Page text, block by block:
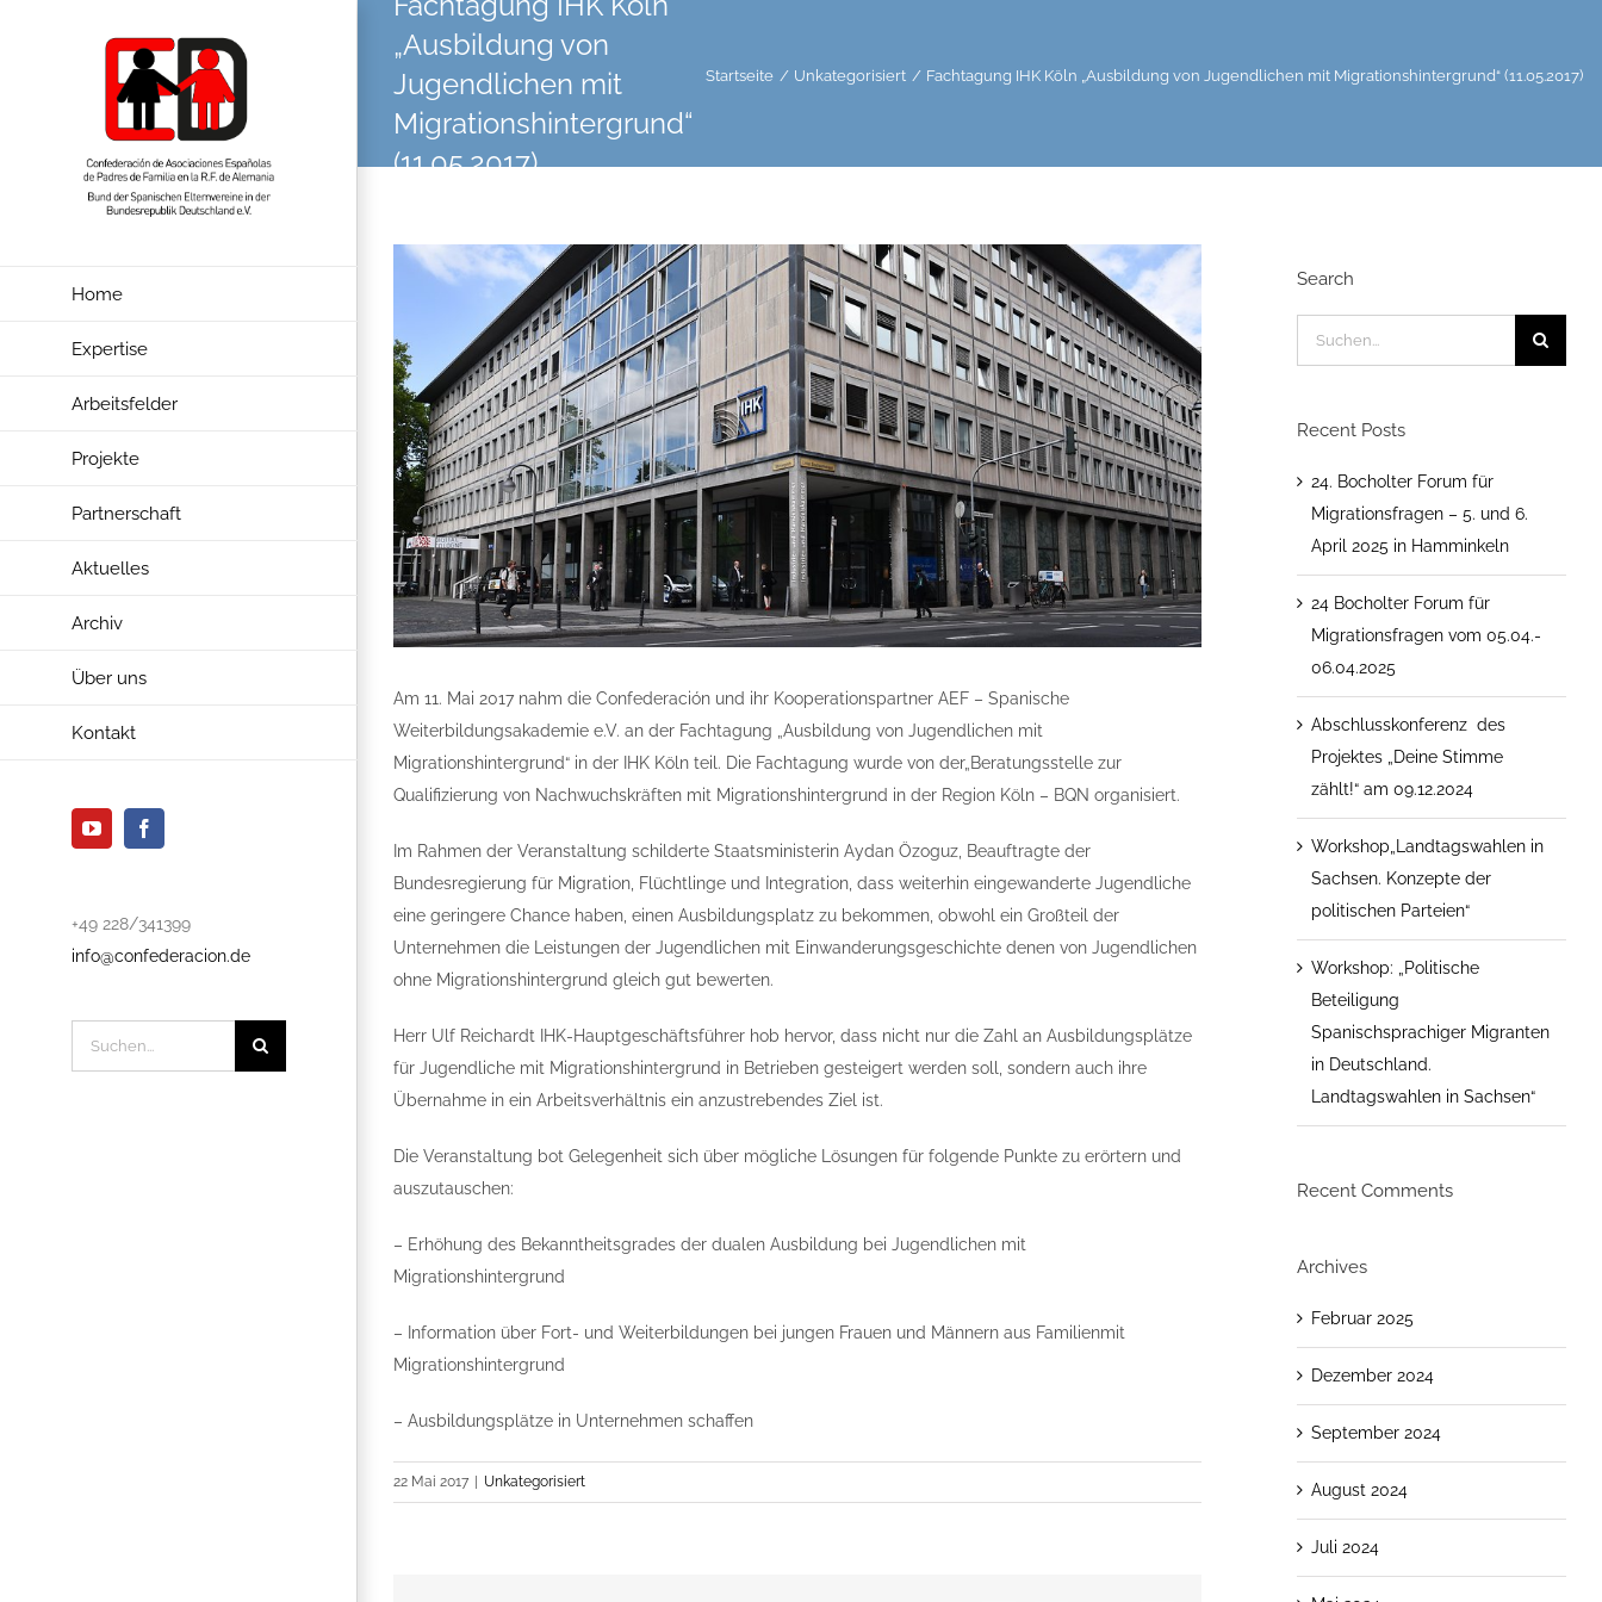
Home
Expertise
Arbeitsfelder
Projekte
Partnerschaft
Aktuelles
Archiv
Über uns
Kontakt
YouTubeFacebook
+49 228/341399
info@confederacion.de
nach:
„Ausbildung von
Jugendlichen mit
Migrationshintergrund“
(11.05.2017)
Startseite Unkategorisiert Fachtagung IHK Köln „Ausbildung von Jugendlichen mit Migrationshintergrund“ (11.05.2017)
Zeige
Am 11. Mai 2017 nahm die Confederación und ihr Kooperationspartner AEF – Spanische
Weiterbildungsakademie e.V. an der Fachtagung „Ausbildung von Jugendlichen mit
Migrationshintergrund“ in der IHK Köln teil. Die Fachtagung wurde von der„Beratungsstelle zur
Qualifizierung von Nachwuchskräften mit Migrationshintergrund in der Region Köln – BQN organisiert.
Im Rahmen der Veranstaltung schilderte Staatsministerin Aydan Özoguz, Beauftragte der
Bundesregierung für Migration, Flüchtlinge und Integration, dass weiterhin eingewanderte Jugendliche
eine geringere Chance haben, einen Ausbildungsplatz zu bekommen, obwohl ein Großteil der
Unternehmen die Leistungen der Jugendlichen mit Einwanderungsgeschichte denen von Jugendlichen
ohne Migrationshintergrund gleich gut bewerten.
Herr Ulf Reichardt IHK-Hauptgeschäftsführer hob hervor, dass nicht nur die Zahl an Ausbildungsplätze
für Jugendliche mit Migrationshintergrund in Betrieben gesteigert werden soll, sondern auch ihre
Übernahme in ein Arbeitsverhältnis ein anzustrebendes Ziel ist.
Die Veranstaltung bot Gelegenheit sich über mögliche Lösungen für folgende Punkte zu erörtern und
auszutauschen:
– Erhöhung des Bekanntheitsgrades der dualen Ausbildung bei Jugendlichen mit
Migrationshintergrund
– Information über Fort- und Weiterbildungen bei jungen Frauen und Männern aus Familienmit
Migrationshintergrund
– Ausbildungsplätze in Unternehmen schaffen
22 Mai 2017 Unkategorisiert
Search
nach:
Recent Posts
24. Bocholter Forum für
Migrationsfragen – 5. und 6.
April 2025 in Hamminkeln
24 Bocholter Forum für
Migrationsfragen vom 05.04.-
06.04.2025
Abschlusskonferenz des
Projektes „Deine Stimme
zählt!“ am 09.12.2024
Workshop„Landtagswahlen in
Sachsen. Konzepte der
politischen Parteien“
Workshop: „Politische
Beteiligung
Spanischsprachiger Migranten
in Deutschland.
Landtagswahlen in Sachsen“
Recent Comments
Archives
Februar 2025
Dezember 2024
September 2024
August 2024
Juli 2024